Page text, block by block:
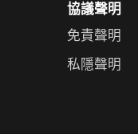
協議聲明
免責聲明
私隱聲明